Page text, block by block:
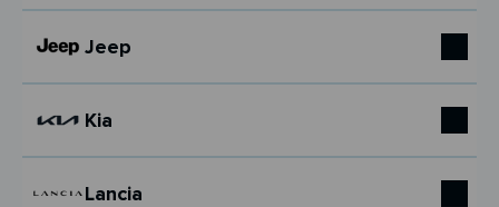
Jeep
Kia
Lancia